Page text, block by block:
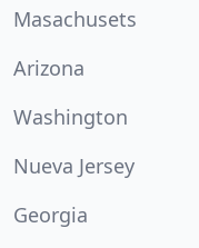
Masachusets
Arizona
Washington
Nueva Jersey
Georgia